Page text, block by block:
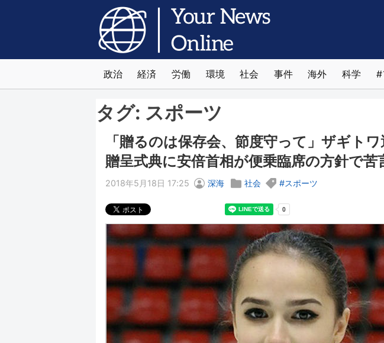
政治 経済 労働 環境 社会 事件 海外 科学
タグ: スポーツ
「贈るのは保存会、節度守って」ザギト
贈呈式典に安倍首相が便乗臨席の方針で苦
2018年5月18日 17:25 深海 社会 スポーツ